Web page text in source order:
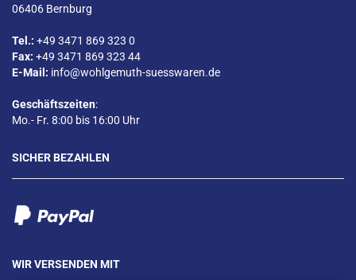
06406 Bernburg
Tel.: +49 3471 869 323 0
Fax: +49 3471 869 323 44
E-Mail: info@wohlgemuth-suesswaren.de
Geschäftszeiten:
Mo.- Fr. 8:00 bis 16:00 Uhr
SICHER BEZAHLEN
WIR VERSENDEN MIT